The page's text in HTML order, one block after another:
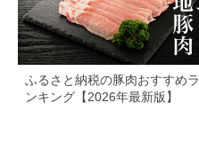
ふるさと納税の豚肉おすすめラ
ンキング【2026年最新版】